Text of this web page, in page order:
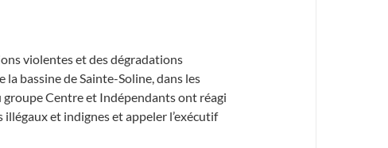
violentes et des dégradations
la bassine de Sainte-Soline, dans les
groupe Centre et Indépendants ont réagi
illégaux et indignes et appeler l’exécutif